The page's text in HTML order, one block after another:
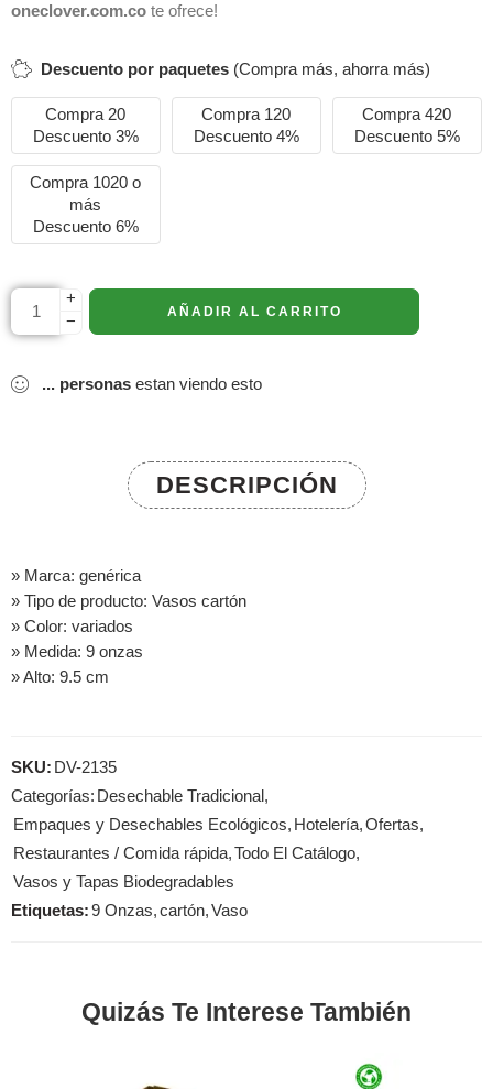
oneclover.com.co te ofrece!
Descuento por paquetes (Compra más, ahorra más)
Compra 20
Descuento 3%
Compra 120
Descuento 4%
Compra 420
Descuento 5%
Compra 1020 o
más
Descuento 6%
+
−
AÑADIR AL CARRITO
... personas estan viendo esto
DESCRIPCIÓN
» Marca: genérica
» Tipo de producto: Vasos cartón
» Color: variados
» Medida: 9 onzas
» Alto: 9.5 cm
SKU: DV-2135
Categorías: Desechable Tradicional,
Empaques y Desechables Ecológicos, Hotelería,Ofertas,
Restaurantes / Comida rápida,Todo El Catálogo,
Vasos y Tapas Biodegradables
Etiquetas:9 Onzas,cartón,Vaso
Quizás Te Interese También